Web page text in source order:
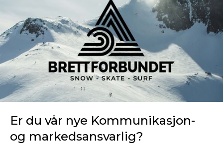
Er du vår nye Kommunikasjon-
og markedsansvarlig?